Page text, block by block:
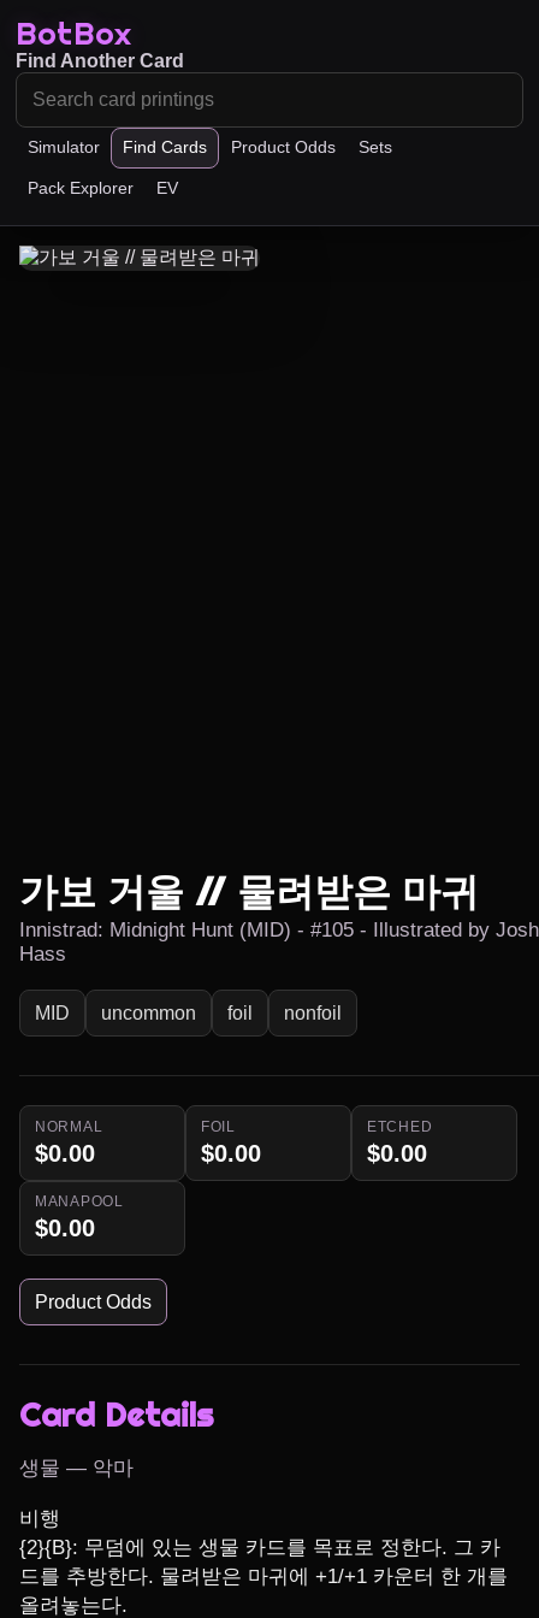
BotBox
Simulator Find Cards Product Odds Sets
Pack Explorer EV
Find Another Card
가보 거울 // 물려받은 마귀
Innistrad: Midnight Hunt (MID) - #105 - Illustrated by Josh
Hass
MID uncommon foil nonfoil
NORMAL
$0.00
FOIL
$0.00
ETCHED
$0.00
MANAPOOL
$0.00
Product Odds
Card Details
생물 — 악마
비행
{2}{B}: 무덤에 있는 생물 카드를 목표로 정한다. 그 카
드를 추방한다. 물려받은 마귀에 +1/+1 카운터 한 개를
올려놓는다.